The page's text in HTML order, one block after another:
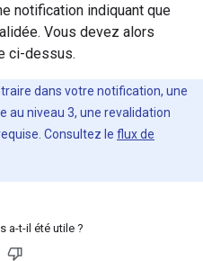
notification indiquant que
Vous devez alors
ci-dessus.
dans votre notification, une
au niveau 3, une revalidation
Consultez le flux de
a-t-il été utile ?